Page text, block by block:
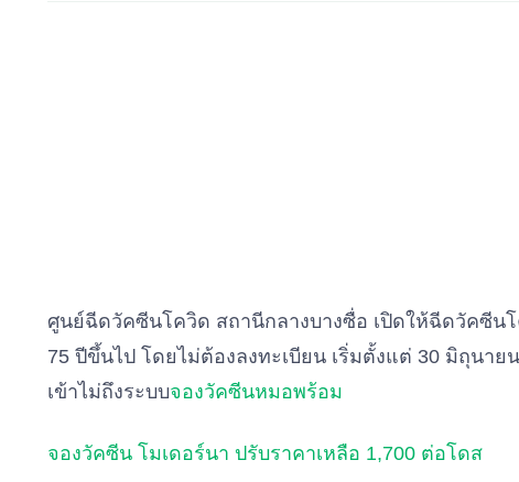
ศูนย์ฉีดวัคซีนโควิด สถานีกลางบางซื่อ เปิดให้ฉีดวัคซีน
75 ปีขึ้นไป โดยไม่ต้องลงทะเบียน เริ่มตั้งแต่ 30 มิถุนา
เข้าไม่ถึงระบบจองวัคซีนหมอพร้อม
จองวัคซีน โมเดอร์นา ปรับราคาเหลือ 1,700 ต่อโดส